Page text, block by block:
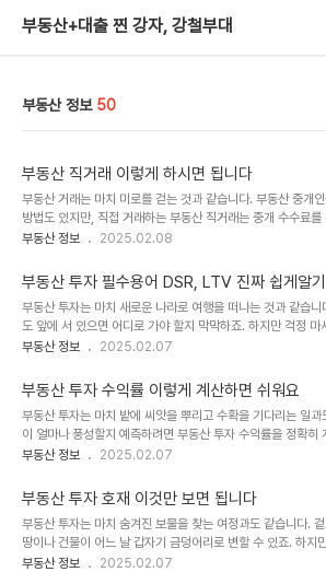
부동산+대출 찐 강자, 강철부대
부동산 정보 50
부동산 직거래 이렇게 하시면 됩니다
부동산 거래는 마치 미로를 걷는 것과 같습니다. 부동산 중개
방법도 있지만, 직접 거래하는 부동산 직거래는 중개 수수료를
가능하다는 장점이 있죠. 하지만 직거래에는 꼼꼼한 준비와 주
헤치기1. 부동산 직거래란? 중개인 없이 직접 거래하기부동산
지 않고 매수자와 매도자가 직접 만나 거래를 진행하는 방식입
지만, 법적 보호가 상대적으로 약할 수 있어 주의가 필요합니
수자와 매도자 간 직접 협상으로 유연한 가격 조정 가능✔️ 단
비 및 ..
부동산 정보 2025.02.08
부동산 투자 필수용어 DSR, LTV 진짜 쉽게알기
부동산 투자는 마치 새로운 나라로 여행을 떠나는 것과 같습니
도 앞에 서 있으면 어디로 가야 할지 막막하죠. 하지만 걱정 마
용어 중에서도 가장 헷갈리는 DSR과 LTV를 쉽고 재미있게 풀
의 지갑 건강 지표DSR은 총부채원리금상환비율(Debt
말하면 당신이 버는 돈 중 얼마나 빚 갚는 데 쓰이는지를 나타
식:DSR(%) = (모든 대출의 원리금 상환액 / 연소득) ×
500만 원을 벌고, 매달 대출 원리금으로 200만 원을 갚..
부동산 정보 2025.02.07
부동산 투자 수익률 이렇게 계산하면 쉬워요
부동산 투자는 마치 밭에 씨앗을 뿌리고 수확을 기다리는 일
이 얼마나 풍성할지 예측하려면 부동산 투자 수익률을 정확히
렵게만 느껴지는 수익률 계산, 오늘 이 글 하나로 쉽게 이해해
었는지를 나타내는 지표입니다. 즉, 얼마나 효율적으로 돈을 벌
죠.✔️ 기본 공식:수익률(%) = (순수익 / 투자금액) × 100✔️ 순
관리비, 대출 이자 등 모든 비용을 뺀 실제 남은 금액을 의미합
익률: 무엇이 다를까?부동산 수익률은 총수익률과 연간 수익
부동산 정보 2025.02.07
부동산 투자 호재 이것만 보면 됩니다
부동산 투자는 마치 숨겨진 보물을 찾는 여정과도 같습니다.
땅이나 건물이 어느 날 갑자기 금덩어리로 변할 수 있죠. 하지
산 투자 호재를 정확히 읽어내는 눈이 필요합니다. 오늘은 부동
부동산 정보 2025.02.07